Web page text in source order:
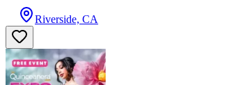
Riverside, CA